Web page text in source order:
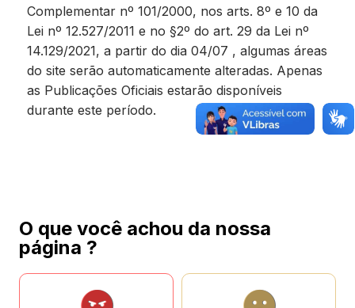
Complementar nº 101/2000, nos arts. 8º e 10 da
Lei nº 12.527/2011 e no §2º do art. 29 da Lei nº
14.129/2021, a partir do dia 04/07 , algumas áreas
do site serão automaticamente alteradas. Apenas
as Publicações Oficiais estarão disponíveis
durante este período.
O que você achou da nossa
página ?